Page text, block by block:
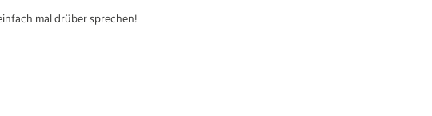
mal drüber sprechen!